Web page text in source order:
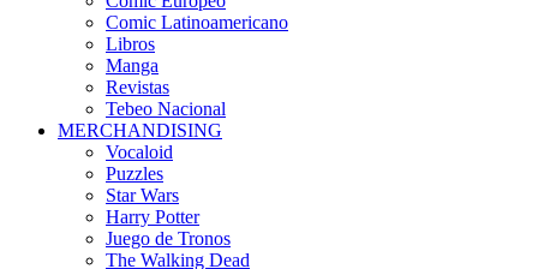
Comic Latinoamericano
Libros
Manga
Revistas
Tebeo Nacional
MERCHANDISING
Vocaloid
Puzzles
Star Wars
Harry Potter
Juego de Tronos
The Walking Dead